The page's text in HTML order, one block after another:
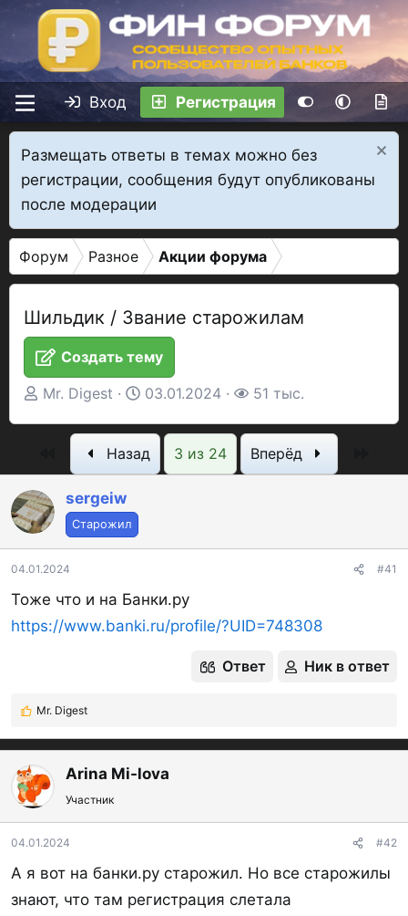
Вход Регистрация
Размещать ответы в темах можно без
регистрации, сообщения будут опубликованы
после модерации
Форум Разное Акции форума
Шильдик / Звание старожилам
Создать тему
А
т
е
м
ы
Mr. Digest
Д
т
а
а
а
03.01.2024
П
о
с
р
51 тыс.
ПервыйНазад 3 из 24 Вперёд
sergeiw
Старожил
04.01.2024 #41
Тоже что и на Банки.ру
https://www.banki.ru/profile/?UID=748308
Ответ Ник в ответ
Р
е
а
к
ц
и
и
:
Mr. Digest
Arina Mi-lova
Участник
04.01.2024 #42
А я вот на банки.ру старожил. Но все старожилы
знают, что там регистрация слетала